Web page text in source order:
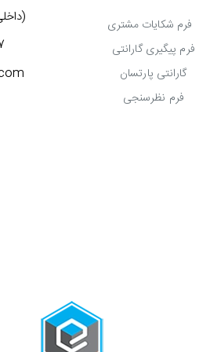
فرم شکایات مشتری
فرم پیگیری گارانتی
گارانتی پارتسان
فرم نظرسنجی
(داخلی 777)